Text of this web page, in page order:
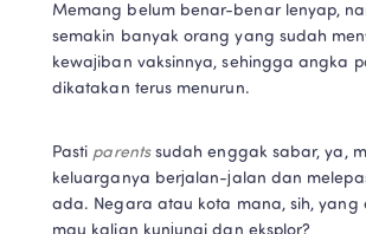
Memang belum benar-benar lenyap,
semakin banyak orang yang sudah
kewajiban vaksinnya, sehingga angka
dikatakan terus menurun.
Pasti parents sudah enggak sabar, ya,
keluarganya berjalan-jalan dan
ada. Negara atau kota mana, sih, yang
mau kalian kunjungi dan eksplor?